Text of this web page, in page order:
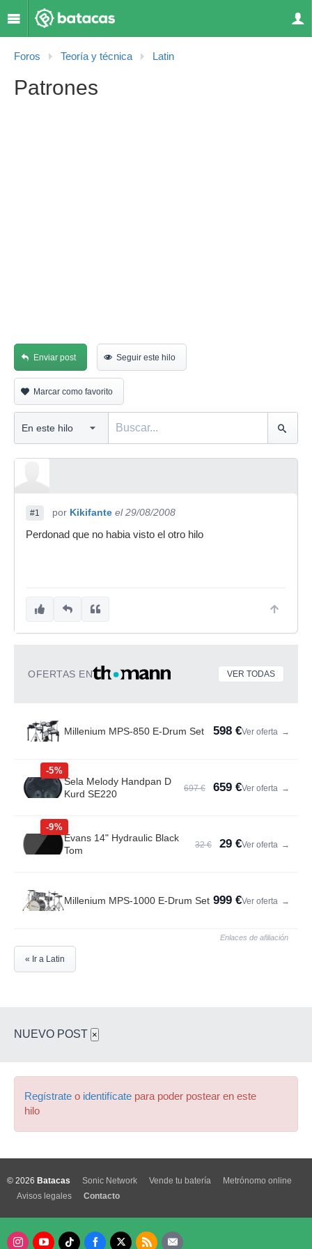
Foros Teoría y técnica Latin
Patrones
Enviar post Seguir este hilo
Marcar como favorito
#1 por Kikifante el 29/08/2008
Perdonad que no habia visto el otro hilo
OFERTAS EN VER TODAS
Millenium MPS-850 E-Drum Set 598 €Ver oferta →
-5%
Sela Melody Handpan D
Kurd SE220
697 € 659 €Ver oferta →
-9%
Evans 14" Hydraulic Black
Tom
32 € 29 €Ver oferta →
Millenium MPS-1000 E-Drum Set 999 €Ver oferta →
Enlaces de afiliación
« Ir a Latin
NUEVO POST ×
Regístrate o identifícate para poder postear en este
hilo
© 2026 Batacas Sonic Network Vende tu batería
Metrónomo online
Avisos legales
Contacto